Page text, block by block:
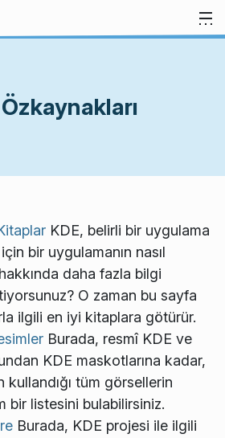
KDE, belirli bir uygulama
bir uygulamanın nasıl
daha fazla bilgi
O zaman bu sayfa
ilgili en iyi kitaplara götürür.
Burada, resmî KDE ve
KDE maskotlarına kadar,
kullandığı tüm görsellerin
bir listesini bulabilirsiniz.
Burada, KDE projesi ile ilgili